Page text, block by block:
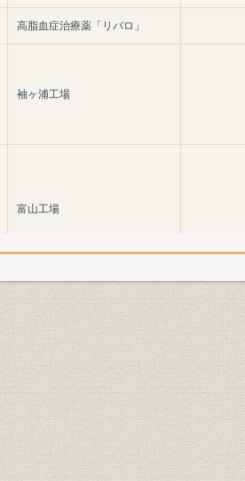
高脂血症治療薬「リバロ」
袖ヶ浦工場
富山工場
小野田工場
埼玉工場